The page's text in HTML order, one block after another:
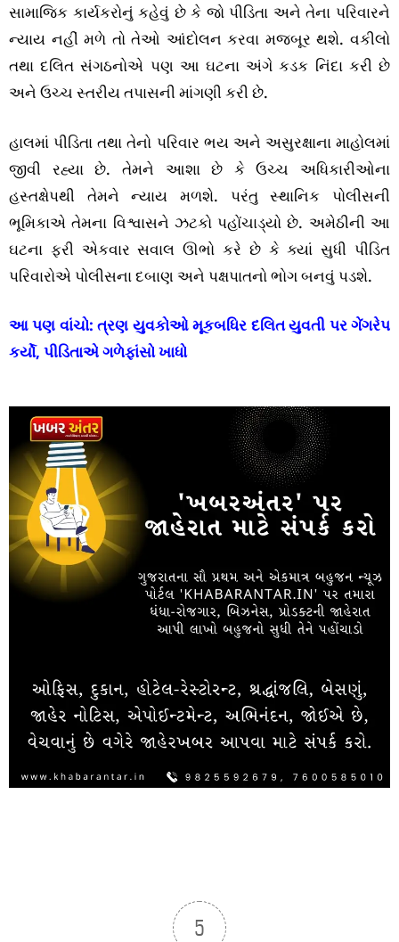
સામાજિક કાર્યકરોનું કહેવું છે કે જો પીડિતા અને તેના પરિવારને
ન્યાય નહીં મળે તો તેઓ આંદોલન કરવા મજબૂર થશે. વકીલો
તથા દલિત સંગઠનોએ પણ આ ઘટના અંગે કડક નિંદા કરી છે
અને ઉચ્ચ સ્તરીય તપાસની માંગણી કરી છે.
હાલમાં પીડિતા તથા તેનો પરિવાર ભય અને અસુરક્ષાના માહોલમાં
જીવી રહ્યા છે. તેમને આશા છે કે ઉચ્ચ અધિકારીઓના
હસ્તક્ષેપથી તેમને ન્યાય મળશે. પરંતુ સ્થાનિક પોલીસની
ભૂમિકાએ તેમના વિશ્વાસને ઝટકો પહોંચાડ્યો છે. અમેઠીની આ
ઘટના ફરી એકવાર સવાલ ઊભો કરે છે કે ક્યાં સુધી પીડિત
પરિવારોએ પોલીસના દબાણ અને પક્ષપાતનો ભોગ બનવું પડશે.
આ પણ વાંચો:ત્રણ યુવકોઓ મૂકબધિર દલિત યુવતી પર ગેંગરેપ
કર્યો, પીડિતાએ ગળેફાંસો ખાધો
5